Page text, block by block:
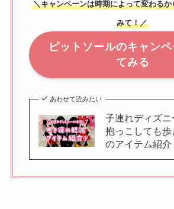
＼キャンペーンは時期によって変わる
みて！／
ピットソールのキャン
てみる
あわせて読みたい
子連れディズニ
抱っこしても
のアイテム紹介